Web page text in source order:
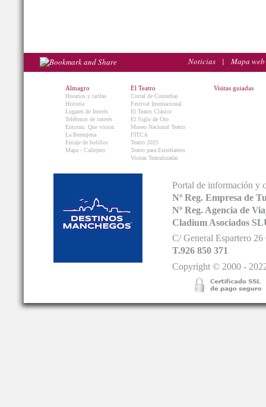
Noticias | Mapa web
Almagro
Horarios y tarifas
Historia
Lugares de Interés
Teléfonos de interés
Entorno. Que visitar.
La Berenjena
Encaje de bolillos
Mapa / Callejero
El Teatro
Corral de Comedias
Festival Internacional
El Teatro Clásico
El Siglo de Oro
Museo Nacional Teatro
FITCA
Teatro 2025
Teatro para Estudiantes
Visitas Teatralizadas
Visitas guiadas
Portal de información y
Nº Reg. Empresa de
Nº Reg. Agencia de
Cladium Asociados
C/ General Espartero
T.926 850 371
Copyright © 2000 -